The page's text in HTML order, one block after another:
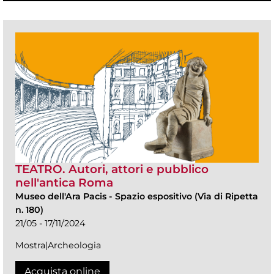
TEATRO. Autori, attori e pubblico
nell'antica Roma
Museo dell'Ara Pacis - Spazio espositivo (Via di Ripetta
n. 180)
21/05 - 17/11/2024
Mostra|Archeologia
Acquista online